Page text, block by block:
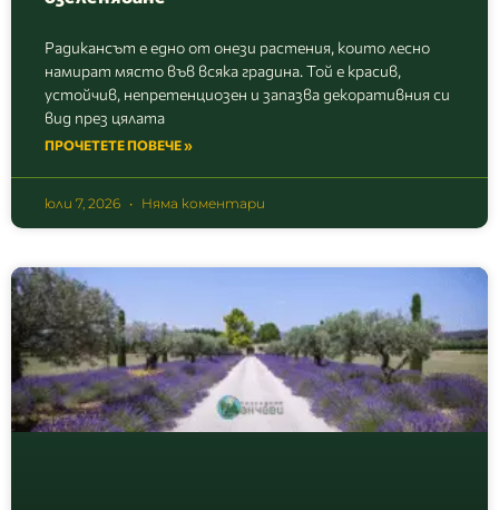
Радикансът е едно от онези растения, които лесно
намират място във всяка градина. Той е красив,
устойчив, непретенциозен и запазва декоративния си
вид през цялата
ПРОЧЕТЕТЕ ПОВЕЧЕ »
юли 7, 2026 Няма коментари